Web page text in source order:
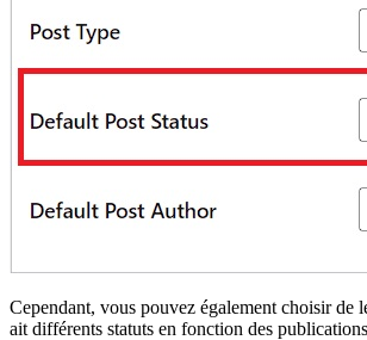
Cependant, vous pouvez également choisir de
ait différents statuts en fonction des